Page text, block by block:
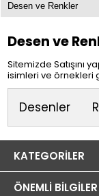
Desen ve Renkler
Desen ve
Sitemizde Satışını
isimleri ve örnekleri
Desenler
KATEGORILER
ÖNEMLI BILGILER